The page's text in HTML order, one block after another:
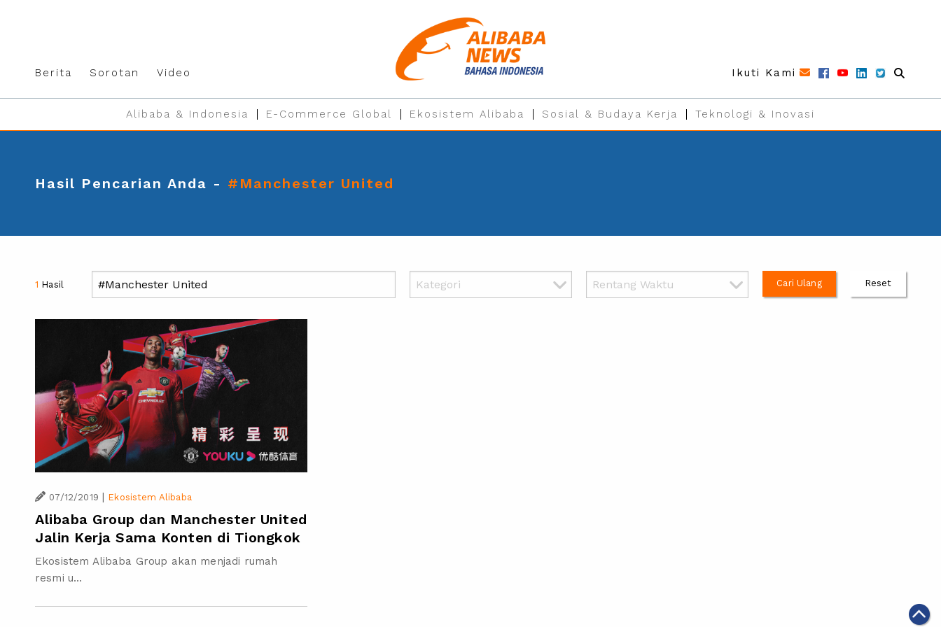
Berita Sorotan Video Ikuti Kami
Alibaba & Indonesia E-Commerce Global Ekosistem Alibaba Sosial & Budaya Kerja Teknologi & Inovasi
Hasil Pencarian Anda - #Manchester United
1 Hasil Cari Ulang Reset
07/12/2019 | Ekosistem Alibaba
Alibaba Group dan Manchester United
Jalin Kerja Sama Konten di Tiongkok
Ekosistem Alibaba Group akan menjadi rumah
resmi u...